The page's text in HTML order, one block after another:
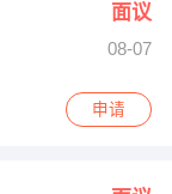
面议
08-07
疆银行大厦25楼
申请